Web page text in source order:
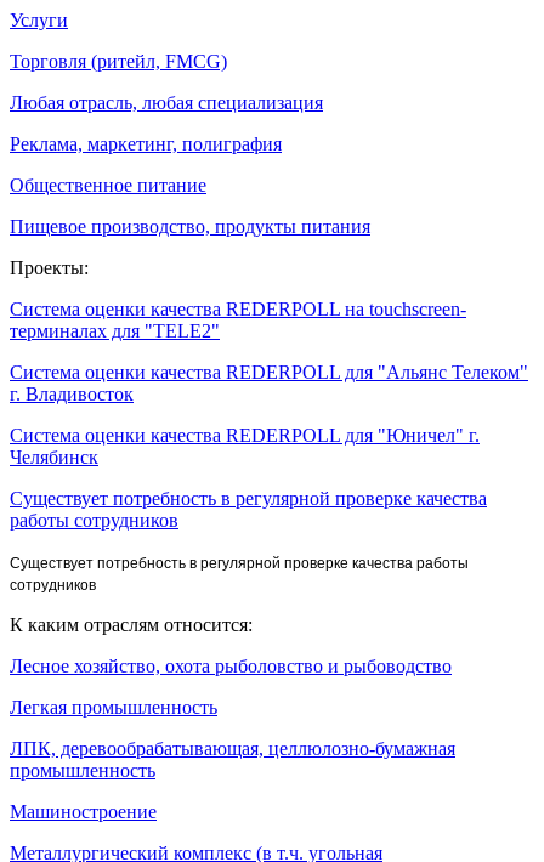
Услуги
Торговля (ритейл, FMCG)
Любая отрасль, любая специализация
Реклама, маркетинг, полиграфия
Общественное питание
Пищевое производство, продукты питания
Проекты:
Система оценки качества REDERPOLL на touchscreen-
терминалах для "TELE2"
Система оценки качества REDERPOLL для "Альянс Телеком"
г. Владивосток
Система оценки качества REDERPOLL для "Юничел" г.
Челябинск
Существует потребность в регулярной проверке качества
работы сотрудников
Существует потребность в регулярной проверке качества работы
сотрудников
К каким отраслям относится:
Лесное хозяйство, охота рыболовство и рыбоводство
Легкая промышленность
ЛПК, деревообрабатывающая, целлюлозно-бумажная
промышленность
Машиностроение
Металлургический комплекс (в т.ч. угольная